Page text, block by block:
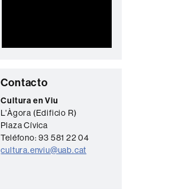
C
o
n
t
a
Contacto
Cultura en Viu
L'Àgora (Edificio R)
Plaza Cívica
Teléfono: 93 581 22 04
cultura.enviu@uab.cat